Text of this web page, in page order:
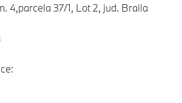
4,parcela 37/1, Lot 2, jud. Braila